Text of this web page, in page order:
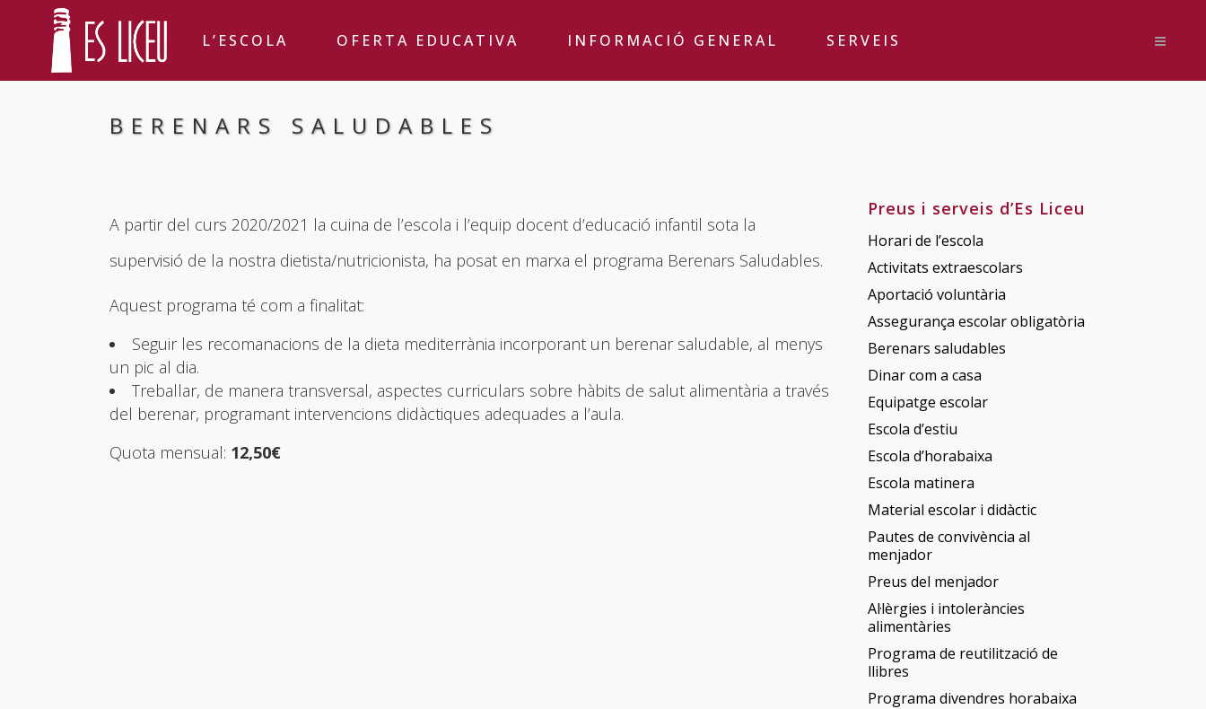
L’ESCOLA OFERTA EDUCATIVA INFORMACIÓ GENERAL SERVEIS
BERENARS SALUDABLES
A partir del curs 2020/2021 la cuina de l’escola i l’equip docent d’educació infantil sota la
supervisió de la nostra dietista/nutricionista, ha posat en marxa el programa Berenars Saludables.
Aquest programa té com a finalitat:
Seguir les recomanacions de la dieta mediterrània incorporant un berenar saludable, al menys
un pic al dia.
Treballar, de manera transversal, aspectes curriculars sobre hàbits de salut alimentària a través
del berenar, programant intervencions didàctiques adequades a l’aula.
Quota mensual: 12,50€
Preus i serveis d’Es Liceu
Horari de l’escola
Activitats extraescolars
Aportació voluntària
Assegurança escolar obligatòria
Berenars saludables
Dinar com a casa
Equipatge escolar
Escola d’estiu
Escola d’horabaixa
Escola matinera
Material escolar i didàctic
Pautes de convivència al
menjador
Preus del menjador
Al·lèrgies i intoleràncies
alimentàries
Programa de reutilització de
llibres
Programa divendres horabaixa